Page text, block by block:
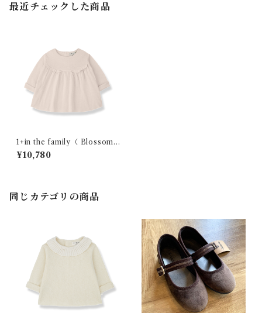
最近チェックした商品
1+in the family（ Blossom
)/FINA( 12・24m )
¥10,780
同じカテゴリの商品